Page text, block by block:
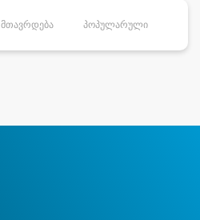
მთავრდება პოპულარული